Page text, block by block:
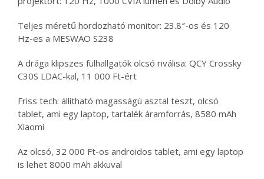
Teljes méretű hordozható monitor: 23.8″-os és 120
Hz-es a MESWAO S238
A drága klipszes fülhallgatók olcsó riválisa: QCY Crossky
C30S LDAC-kal, 11 000 Ft-ért
Friss tech: állítható magasságú asztal teszt, olcsó
tablet, ami egy laptop, tartalék áramforrás, 8580 mAh
Xiaomi
Az olcsó, 32 000 Ft-os androidos tablet, ami egy laptop
is lehet 8000 mAh akkuval